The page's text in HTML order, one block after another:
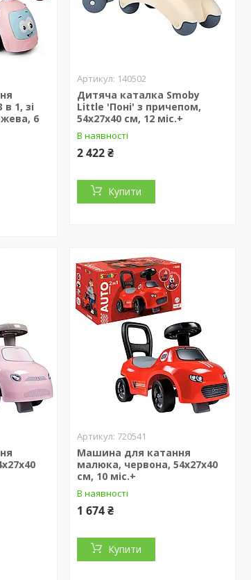
1, зі
6
140502
Дитяча каталка Smoby
Little 'Поні' з причепом,
54х27х40 см, 12 міс.+
В наявності
2 422 ₴
Купити
720541
Машина для катання
малюка, червона, 54х27х40
см, 10 міс.+
В наявності
1 674 ₴
Купити